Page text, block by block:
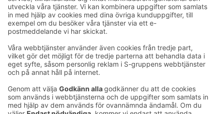
Ta kontakt
Kontaktuppgifter till hotellen
Feedback
Ge feedback
Sokos Hotels nyhetsbrev
nyhetsbrev
Du får Sokos Hotellens senaste
förmåner och nyheter till din e-
Utmärkelser och certifikat